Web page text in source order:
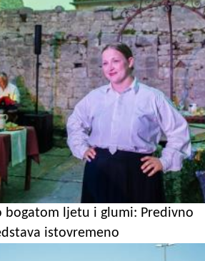
bogatom ljetu i glumi: Predivno
istovremeno